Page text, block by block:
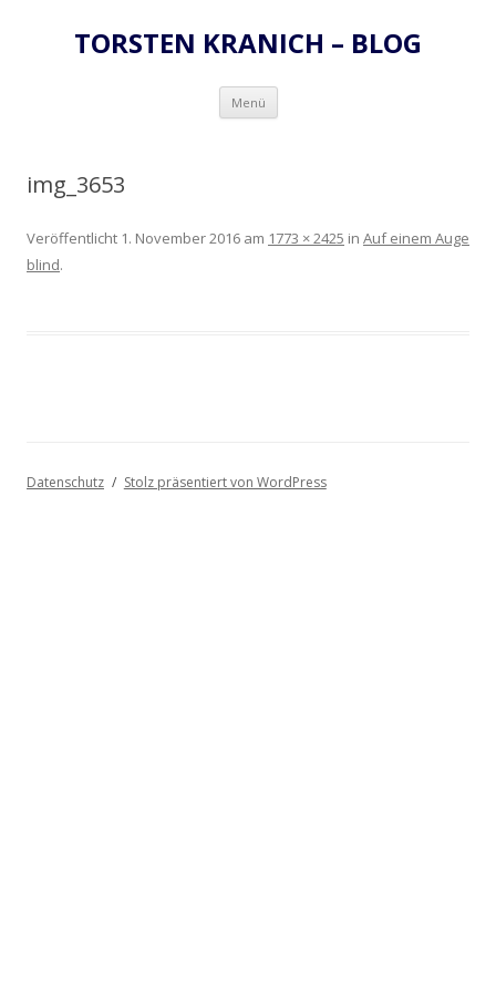
TORSTEN KRANICH – BLOG
Menü Zum
springen
img_3653
Veröffentlicht 1. November 2016 am 1773 × 2425 in Auf einem Auge
blind.
Datenschutz Stolz präsentiert von WordPress